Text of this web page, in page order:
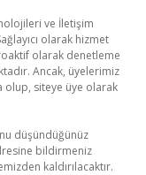
ve İletişim
olarak hizmet
olarak denetleme
Ancak, üyelerimiz
olup, siteye üye olarak
düşündüğünüz
bildirmeniz
kaldırılacaktır.